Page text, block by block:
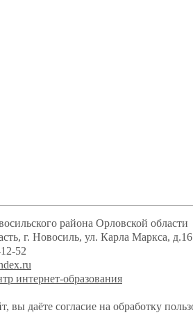
района Орловской области
г. Новосиль, ул. Карла Маркса, д.16
52
интернет-образования
вы даёте согласие на обработку